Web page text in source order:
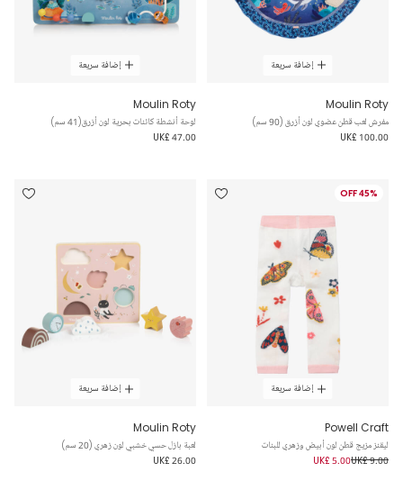
إضافة سريعة
Moulin Roty
مفرش لعب قطن عضوي لون أزرق (90 سم)
UK£ 100.00
إضافة سريعة
Moulin Roty
لوحة أنشطة كائنات بحرية لون أزرق(41 سم)
UK£ 47.00
45% OFF
إضافة سريعة
Powell Craft
ليقنز مزيج قطن لون أبيض وزهري للبنات
UK£ 9.00
UK£ 5.00
إضافة سريعة
Moulin Roty
لعبة بازل حسي خشبي لون زهري (20 سم)
UK£ 26.00